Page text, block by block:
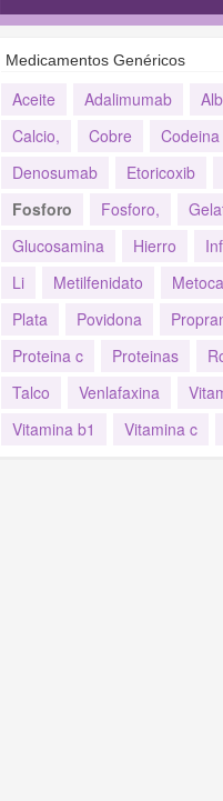
Medicamentos Genéricos
Aceite Adalimumab
Calcio,
Cobre
Codeina
Denosumab
Etoricoxib
Fosforo
Fosforo,
Glucosamina
Hierro
Li
Metilfenidato
Plata
Povidona
Proteina c
Proteinas
Talco
Venlafaxina
Vitamina b1
Vitamina c